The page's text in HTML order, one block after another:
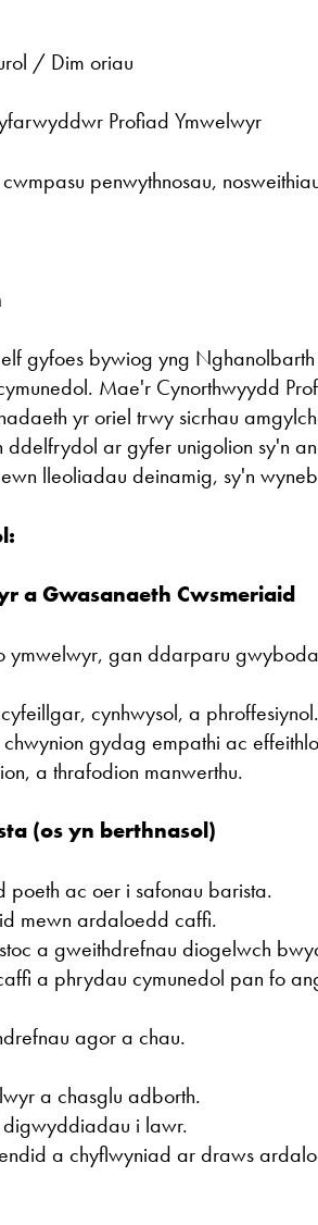
/ Dim oriau
Profiad Ymwelwyr
penwythnosau,
gyfoes bywiog yng
Mae'r Cynorthwyydd
yr oriel trwy sicrhau
ar gyfer unigolion sy'n
lleoliadau deinamig, sy'n
a Gwasanaeth Cwsmeriaid
ymwelwyr, gan ddarparu
cynhwysol, a phroffesiynol.
gydag empathi ac
a thrafodion manwerthu.
(os yn berthnasol)
ac oer i safonau barista.
mewn ardaloedd caffi.
a gweithdrefnau diogelwch
a phrydau cymunedol pan fo
agor a chau.
a chasglu adborth.
digwyddiadau i lawr.
a chyflwyniad ar draws